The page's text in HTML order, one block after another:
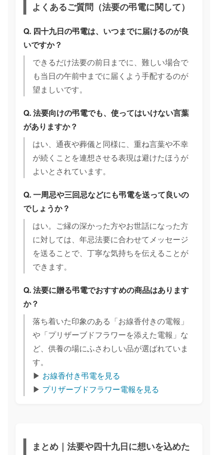
よくあるご質問（法要の弔電に関して）
Q. 四十九日の弔電は、いつまでに届けるのが良
いですか？
できるだけ法要の前日までに、難しい場合で
も当日の午前中までに届くよう手配するのが
望ましいです。
Q. 法要向けの弔電でも、使ってはいけない言葉
がありますか？
はい、通夜や葬儀と同様に、重ね言葉や不幸
が続くことを連想させる表現は避けたほうが
よいとされています。
Q. 一周忌や三回忌などにも弔電を送って良いの
でしょうか？
はい。ご縁の深かった方やお世話になった方
に対しては、年忌法要に合わせてメッセージ
を送ることで、丁寧な気持ちを伝えることが
できます。
Q. 法要に贈る弔電でおすすめの商品はあります
か？
落ち着いた印象のある「お線香付きの電報」
や「プリザーブドフラワーを添えた電報」な
ど、供養の場にふさわしい品が選ばれていま
す。
▶︎ お線香付き弔電を見る
▶︎ プリザーブドフラワー電報を見る
まとめ｜法要や四十九日に想いを込めた